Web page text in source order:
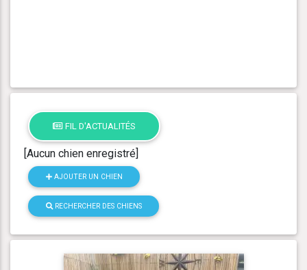
FIL D'ACTUALITÉS
[Aucun chien enregistré]
AJOUTER UN CHIEN
RECHERCHER DES CHIENS